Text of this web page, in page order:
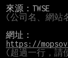
(公司名、網站
網址：
https://
(超過一行，請